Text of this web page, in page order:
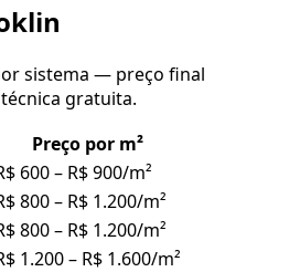
sistema — preço final
gratuita.
Preço por m²
600 – R$ 900/m²
800 – R$ 1.200/m²
800 – R$ 1.200/m²
1.200 – R$ 1.600/m²